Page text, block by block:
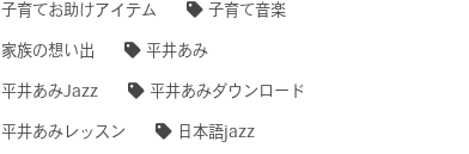
子育てお助けアイテム 子育て音楽
家族の想い出 平井あみ
平井あみJazz 平井あみダウンロード
平井あみレッスン 日本語jazz